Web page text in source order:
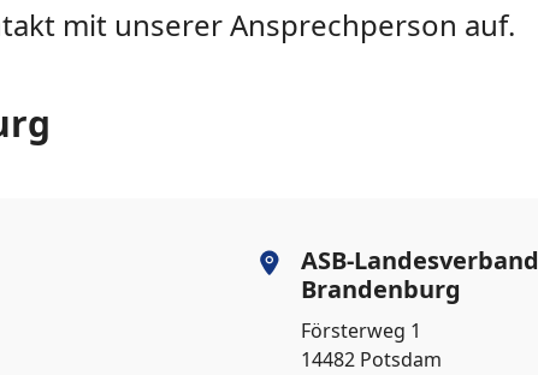
mit unserer Ansprechperson auf.
ASB-Landesverband
Brandenburg
Försterweg 1
14482 Potsdam